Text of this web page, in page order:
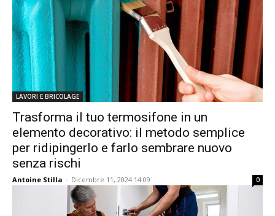
LAVORI E BRICOLAGE
Trasforma il tuo termosifone in un
elemento decorativo: il metodo semplice
per ridipingerlo e farlo sembrare nuovo
senza rischi
Antoine Stilla - Dicembre 11, 2024 14:09 0